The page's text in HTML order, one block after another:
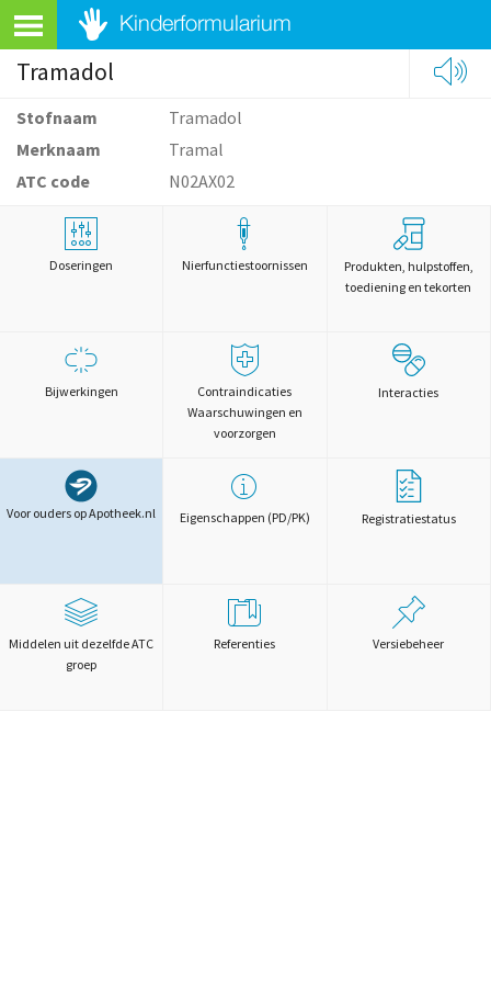
Tramadol
Stofnaam
Tramadol
Merknaam
Tramal
ATC code
N02AX02
Doseringen Nierfunctiestoornissen
Produkten, hulpstoffen,
toediening en tekorten
Bijwerkingen
Contraindicaties
Waarschuwingen en
voorzorgen
Interacties
Voor ouders op Apotheek.nl Eigenschappen (PD/PK) Registratiestatus
Middelen uit dezelfde ATC
groep
Referenties Versiebeheer